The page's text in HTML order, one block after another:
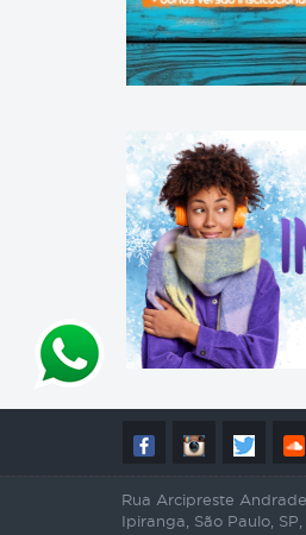
Rua Arcipreste
Ipiranga, São Paulo,